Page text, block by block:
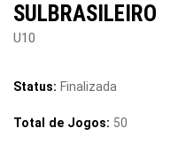
SULBRASILEIRO
U10
Status: Finalizada
Total de Jogos: 50